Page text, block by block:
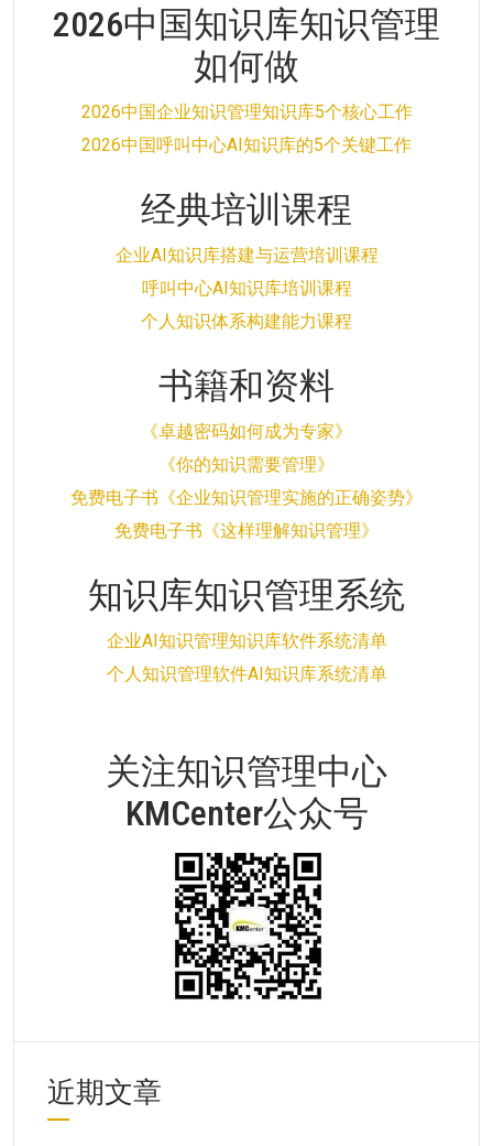
2026中国知识库知识管理
如何做
2026中国企业知识管理知识库5个核心工作
2026中国呼叫中心AI知识库的5个关键工作
经典培训课程
企业AI知识库搭建与运营培训课程
呼叫中心AI知识库培训课程
个人知识体系构建能力课程
书籍和资料
《卓越密码如何成为专家》
《你的知识需要管理》
免费电子书《企业知识管理实施的正确姿势》
免费电子书《这样理解知识管理》
知识库知识管理系统
企业AI知识管理知识库软件系统清单
个人知识管理软件AI知识库系统清单
关注知识管理中心
KMCenter公众号
近期文章